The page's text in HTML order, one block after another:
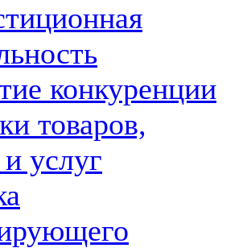
конкуренции
товаров,
услуг